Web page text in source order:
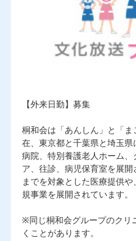
【外来日勤】募集
桐和会は「あんしん」と「
在、東京都と千葉県と埼玉
病院、特別養護老人ホーム
ア、往診、病児保育室を展
までを対象とした医療提供
規事業を展開されています。
※同じ桐和会グループのクリ
くことがあります。